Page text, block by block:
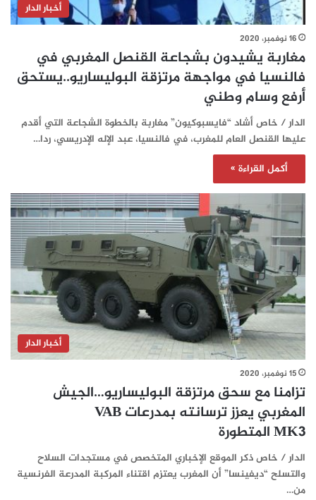
أخبار الدار
16 نوفمبر، 2020
مغاربة يشيدون بشجاعة القنصل المغربي في
فالنسيا في مواجهة مرتزقة البوليساريو..يستحق
أرفع وسام وطني
الدار / خاص أشاد “فايسبوكيون” مغاربة بالخطوة الشجاعة التي أقدم
عليها القنصل العام للمغرب، في فالنسيا، عبد الإله الإدريسي، ردا…
أكمل القراءة »
أخبار الدار
15 نوفمبر، 2020
تزامنا مع سحق مرتزقة البوليساريو…الجيش
المغربي يعزز ترسانته بمدرعات VAB
MK3 المتطورة
الدار / خاص ذكر الموقع الإخباري المتخصص في مستجدات السلاح
والتسلح “ديفينسا” أن المغرب يعتزم اقتناء المركبة المدرعة الفرنسية
من…